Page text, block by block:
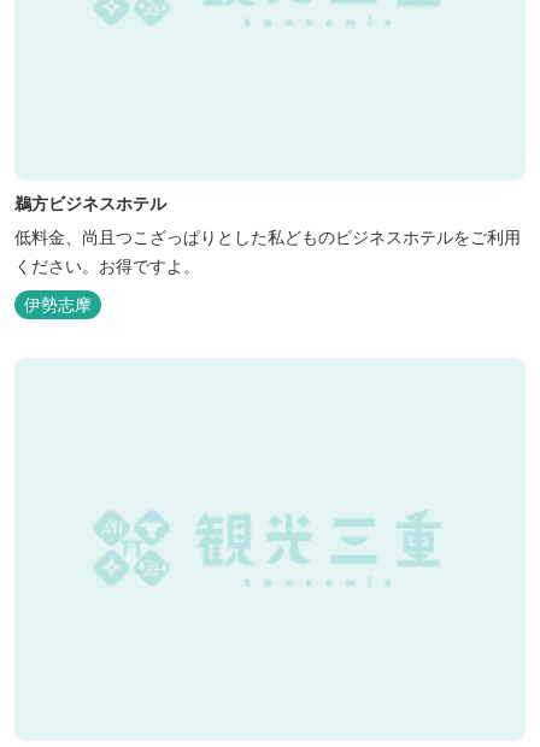
鵜方ビジネスホテル
低料金、尚且つこざっぱりとした私どものビジネスホテルをご利用
ください。お得ですよ。
伊勢志摩